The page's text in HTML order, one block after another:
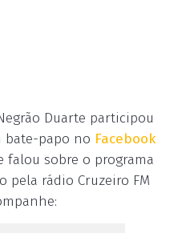
Duarte participou
bate-papo no Facebook
falou sobre o programa
pela rádio Cruzeiro FM